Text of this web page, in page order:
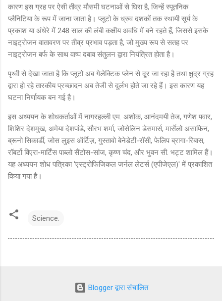
कारण इस ग्रह पर ऐसी तीव्र मौसमी घटनाओं से घिरा है, जिन्हें स्पूतनिक
प्लैनिटिया के रूप में जाना जाता है। प्लूटो के ध्रुव दशकों तक स्थायी सूर्य के
प्रकाश या अंधेरे में 248 साल की लंबी कक्षीय अवधि में बने रहते हैं, जिससे इसके
नाइट्रोजन वातावरण पर तीव्र प्रभाव पड़ता है, जो मुख्य रूप से सतह पर
नाइट्रोजन बर्फ के साथ वाष्प दबाव संतुलन द्वारा नियंत्रित होता है।
पृथ्वी से देखा जाता है कि प्लूटो अब गेलेक्टिक प्लेन से दूर जा रहा है तथा क्षुद्र ग्रह
द्वारा हो रहे तारकीय प्रच्छादन अब तेजी से दुर्लभ होते जा रहे हैं। इस कारण यह
घटना निर्णायक बन गई है।
इस अध्ययन के शोधकर्ताओं में नागरहल्ली एम. अशोक, आनंदमयी तेज, गणेश पवार,
शिशिर देशमुख, अमेया देशपांडे, सौरभ शर्मा, जोसेलिन डेसमार्स, मार्सेलो असाफिन,
ब्रूनो सिकार्डी, जोस लुइस ऑर्टिज़, गुस्तावो बेनेडेटी-रॉसी, फेलिप ब्रागा-रिबास,
रॉबर्टो विएरा-मार्टिंस पाब्लो सैंटोस-सांज, कृष्ण चंद, और भुवन सी. भट्ट शामिल हैं।
यह अध्ययन शोध पत्रिका 'एस्ट्रोफिजिकल जर्नल लेटर्स (एपीजेएल)' में प्रकाशित
किया गया है।
Science.
Blogger द्वारा संचालित